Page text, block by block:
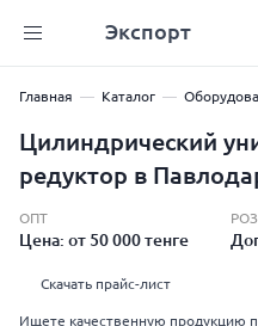
Экспорт
Главная Каталог
Цилиндрический
редуктор в
ОПТ
Цена: от 50 000 тенге
Скачать прайс-лист
Ищете качественную продукцию